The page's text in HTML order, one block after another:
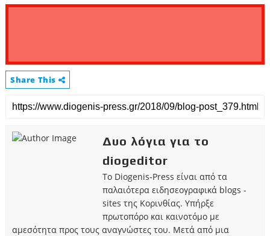
Share This
Δυο λόγια για το
diogeditor
Το Diogenis-Press είναι από τα
παλαιότερα ειδησεογραφικά blogs -
sites της Κορινθίας. Υπήρξε
πρωτοπόρο και καινοτόμο με
αμεσότητα προς τους αναγνώστες του. Μετά από μια